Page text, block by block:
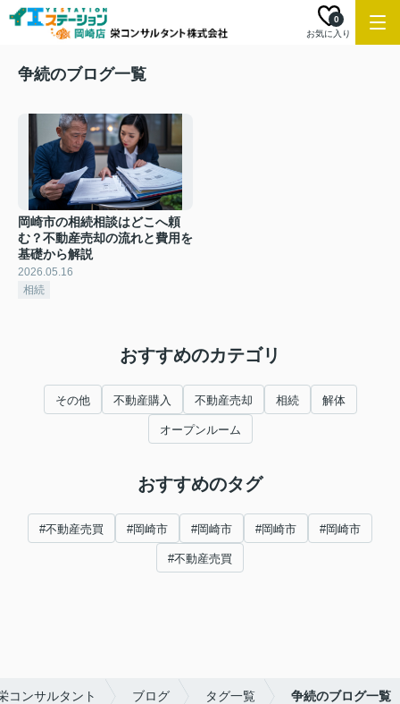
お気に入り
0
争続のブログ一覧
岡崎市の相続相談はどこへ頼
む？不動産売却の流れと費用を
基礎から解説
2026.05.16
相続
おすすめのカテゴリ
その他 不動産購入 不動産売却 相続 解体
オープンルーム
おすすめのタグ
#不動産売買 #岡崎市 #岡崎市 #岡崎市 #岡崎市
#不動産売買
コンサルタント ブログ タグ一覧 争続のブログ一覧